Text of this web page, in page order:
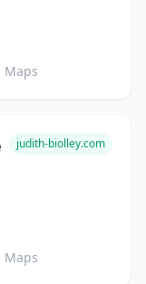
Maps
judith-biolley.com
Maps